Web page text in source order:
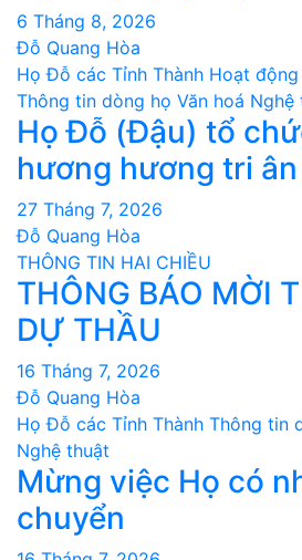
6 Tháng 8, 2026
Đỗ Quang Hòa
Họ Đỗ các Tỉnh Thành Hoạt
Thông tin dòng họ Văn hoá Nghệ
Họ Đỗ (Đậu) tổ
hương hương tri
27 Tháng 7, 2026
Đỗ Quang Hòa
THÔNG TIN HAI CHIỀU
THÔNG BÁO MỜI
DỰ THẦU
16 Tháng 7, 2026
Đỗ Quang Hòa
Họ Đỗ các Tỉnh Thành Thông tin
Nghệ thuật
Mừng việc Họ có
chuyển